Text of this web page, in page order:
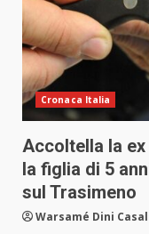
Cronaca Italia
Accoltella la
la figlia di 5
sul Trasimeno
Warsamé Dini